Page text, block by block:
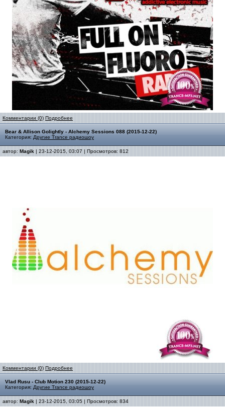
Комментарии (0) Подробнее
Bear & Allison Golightly - Alchemy Sessions 088 (2015-12-22)
Категория: Другие Trance радиошоу
автор: Magik | 23-12-2015, 03:07 | Просмотров: 812
Комментарии (0) Подробнее
Vlad Rusu - Club Motion 230 (2015-12-22)
Категория: Другие Trance радиошоу
автор: Magik | 23-12-2015, 03:05 | Просмотров: 834